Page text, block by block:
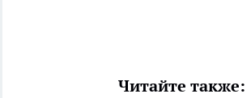
Читайте также: